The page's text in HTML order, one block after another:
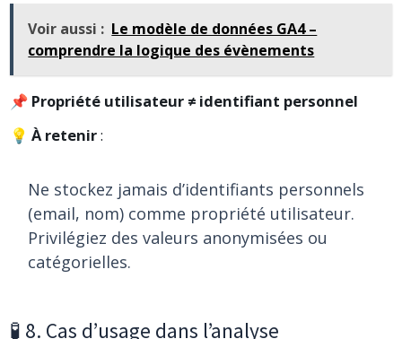
Voir aussi : Le modèle de données GA4 –
comprendre la logique des évènements
📌 Propriété utilisateur ≠ identifiant personnel
💡 À retenir:
Ne stockez jamais d’identifiants personnels
(email, nom) comme propriété utilisateur.
Privilégiez des valeurs anonymisées ou
catégorielles.
🧪 8. Cas d’usage dans l’analyse